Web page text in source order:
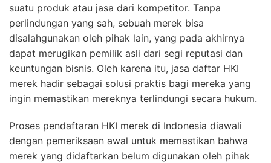
suatu produk atau jasa dari kompetitor. Tanpa
perlindungan yang sah, sebuah merek bisa
disalahgunakan oleh pihak lain, yang pada akhirnya
dapat merugikan pemilik asli dari segi reputasi dan
keuntungan bisnis. Oleh karena itu, jasa daftar HKI
merek hadir sebagai solusi praktis bagi mereka yang
ingin memastikan mereknya terlindungi secara hukum.
Proses pendaftaran HKI merek di Indonesia diawali
dengan pemeriksaan awal untuk memastikan bahwa
merek yang didaftarkan belum digunakan oleh pihak